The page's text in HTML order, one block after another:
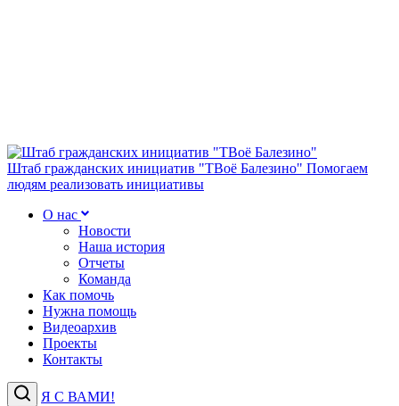
Штаб гражданских инициатив "ТВоё Балезино" Помогаем
людям реализовать инициативы
О нас
Новости
Наша история
Отчеты
Команда
Как помочь
Нужна помощь
Видеоархив
Проекты
Контакты
Я С ВАМИ!